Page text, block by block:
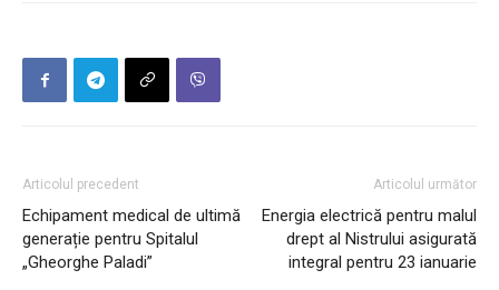
Articolul precedent
Echipament medical de ultimă
generație pentru Spitalul
„Gheorghe Paladi”
Articolul următor
Energia electrică pentru malul
drept al Nistrului asigurată
integral pentru 23 ianuarie